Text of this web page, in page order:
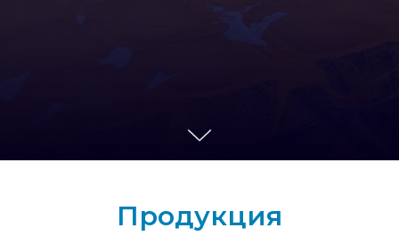
Продукция